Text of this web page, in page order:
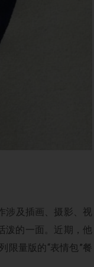
涉及插画、摄影、视
泼的一面。近期，他
限量版的“表情包”餐